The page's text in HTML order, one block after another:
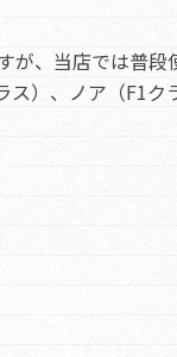
が、当店では普段
）、ノア（F1ク